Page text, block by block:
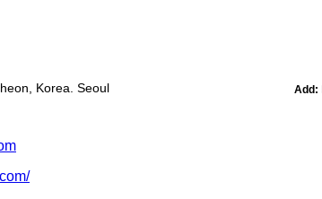
Korea. Seoul
Add: